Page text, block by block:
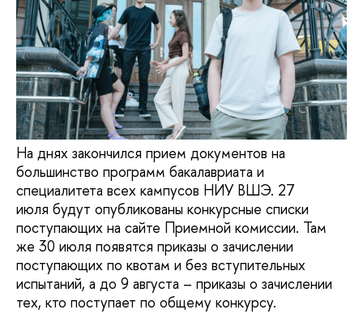
На днях закончился прием документов на
большинство программ бакалавриата и
специалитета всех кампусов НИУ ВШЭ. 27
июля будут опубликованы конкурсные списки
поступающих на сайте Приемной комиссии. Там
же 30 июля появятся приказы о зачислении
поступающих по квотам и без вступительных
испытаний, а до 9 августа – приказы о зачислении
тех, кто поступает по общему конкурсу.